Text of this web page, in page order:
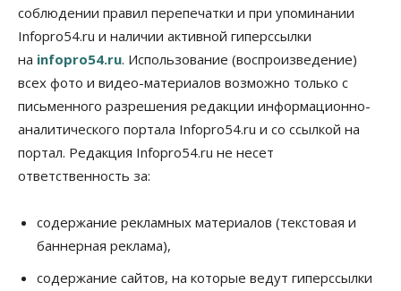
соблюдении правил перепечатки и при упоминании
Infopro54.ru и наличии активной гиперссылки
на infopro54.ru. Использование (воспроизведение)
всех фото и видео-материалов возможно только с
письменного разрешения редакции информационно-
аналитического портала Infopro54.ru и со ссылкой на
портал. Редакция Infopro54.ru не несет
ответственность за:
содержание рекламных материалов (текстовая и
баннерная реклама),
содержание сайтов, на которые ведут гиперссылки